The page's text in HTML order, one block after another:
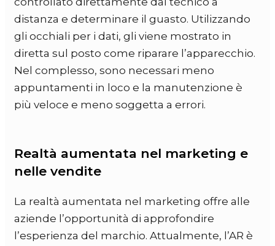
distanza e determinare il guasto. Utilizzando
gli occhiali per i dati, gli viene mostrato in
diretta sul posto come riparare l’apparecchio.
Nel complesso, sono necessari meno
appuntamenti in loco e la manutenzione è
più veloce e meno soggetta a errori.
Realtà aumentata nel marketing e
nelle vendite
La realtà aumentata nel marketing offre alle
aziende l’opportunità di approfondire
l’esperienza del marchio. Attualmente, l’AR è